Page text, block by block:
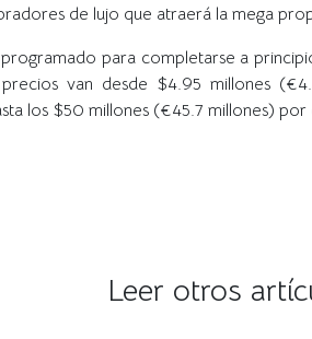
de lujo que atraerá la mega
para completarse a
van desde $4.95 millones
los $50 millones (€45.7 millones) por
Leer otros